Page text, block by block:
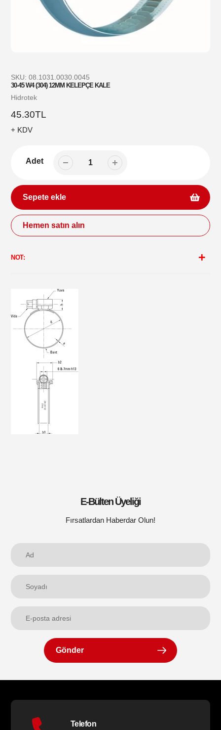
SKU: 08.1031.0030.0045
30-45 W4 (304) 12MM KELEPÇE KALE
Satıcı
Hidrotek
Normal
fiyat
45.30TL
+ KDV
Adet
Sepete ekle
Hemen satın alın
ürün
NOT:
E-Bülten Üyeliği
Fırsatlardan Haberdar Olun!
Gönder
Telefon